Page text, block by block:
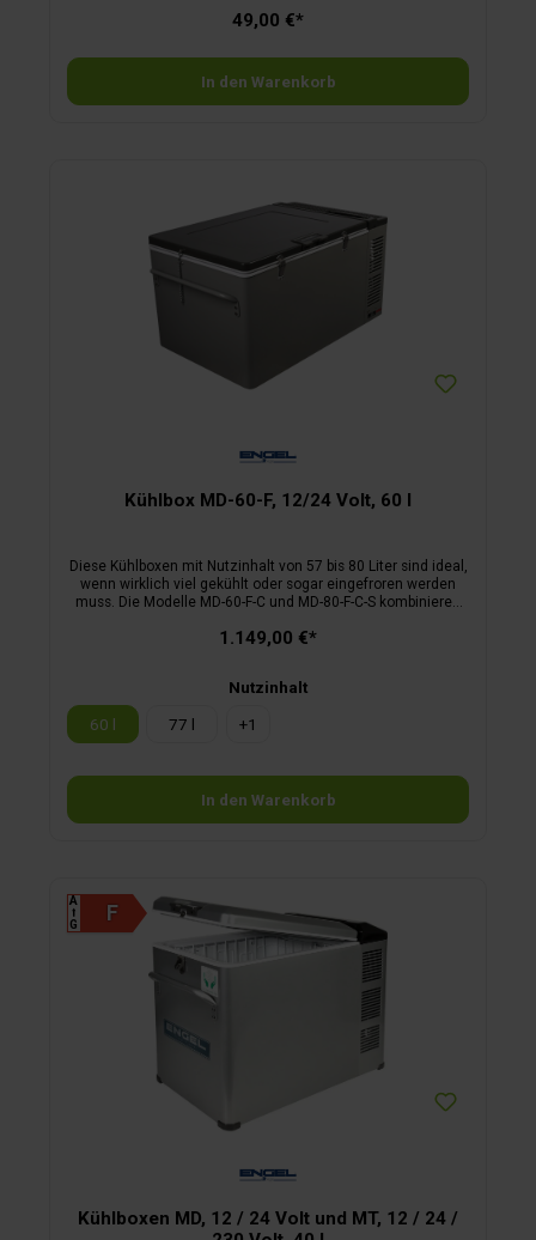
49,00 €*
In den Warenkorb
Kühlbox MD-60-F, 12/24 Volt, 60 l
Diese Kühlboxen mit Nutzinhalt von 57 bis 80 Liter sind ideal,
wenn wirklich viel gekühlt oder sogar eingefroren werden
muss. Die Modelle MD-60-F-C und MD-80-F-C-S kombinieren
kompakter Deckel schützt das Tiefkühlfach zusätzlich. Die
Die mit 12 oder 24 Volt betriebenen Boxen stehen in punkto
Technik, Verbrauch und Verarbeitung den kleineren Modellen
von Engel in nichts nach: Alle Geräte haben ein
Stahlgehäuse, sind mit besonders langlebigen und leise
Einsatzkörbe sind herausnehmbar und die Boxen haben eine
glatte Innenwand zur leichten Reinigung.
1.149,00 €*
Nutzinhalt
60 l
77 l +1
In den Warenkorb
A
⭡
G
Kühlboxen MD, 12 / 24 Volt und MT, 12 / 24 /